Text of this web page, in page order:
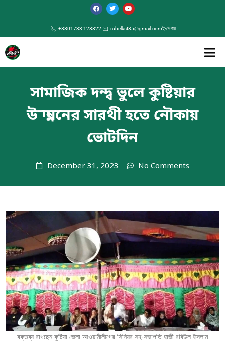
+8801733 128822 rubelkst85@gmail.comই-পেপার
সামাজিক দন্দ্ব ভুলে কুষ্টিয়ার
উন্নয়নের সারথী হতে নৌকায়
ভোটদিন
December 31, 2023 No Comments
বক্তব্য রাখছেন কুষ্টিয়া জেলা আওয়ামীলীগের সিনিয়র সহ-সভাপতি হাজী রবিউল ইসলাম